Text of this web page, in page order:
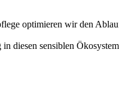
optimieren wir den
diesen sensiblen